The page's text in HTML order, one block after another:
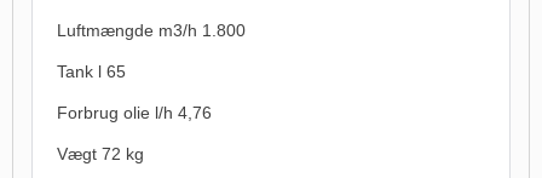
Luftmængde m3/h 1.800
Tank l 65
Forbrug olie l/h 4,76
Vægt 72 kg